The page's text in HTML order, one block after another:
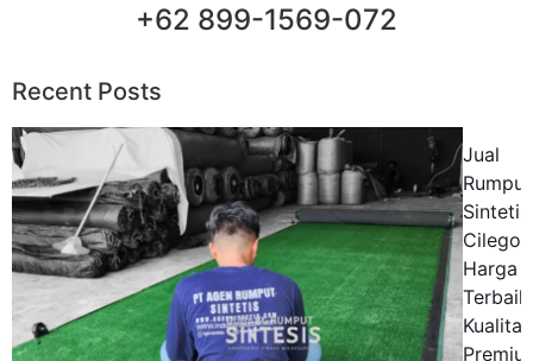
+62 899-1569-072
Recent Posts
Jual
Rumput
Sintetis
Cilegon
Harga
Terbaik,
Kualitas